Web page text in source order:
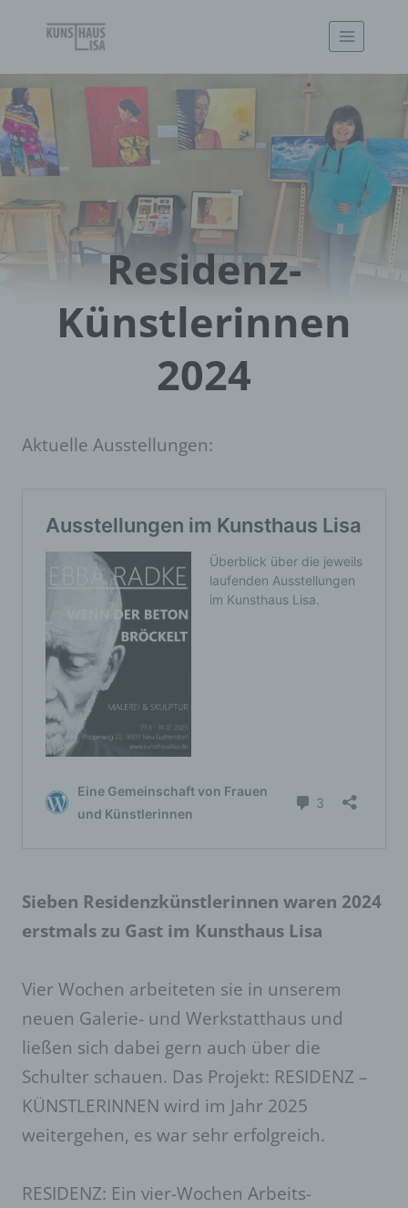
springen
Residenz-
Künstlerinnen
2024
Aktuelle Ausstellungen:
Sieben Residenzkünstlerinnen waren 2024
erstmals zu Gast im Kunsthaus Lisa
Vier Wochen arbeiteten sie in unserem
neuen Galerie- und Werkstatthaus und
ließen sich dabei gern auch über die
Schulter schauen. Das Projekt: RESIDENZ –
KÜNSTLERINNEN wird im Jahr 2025
weitergehen, es war sehr erfolgreich.
RESIDENZ: Ein vier-Wochen Arbeits-